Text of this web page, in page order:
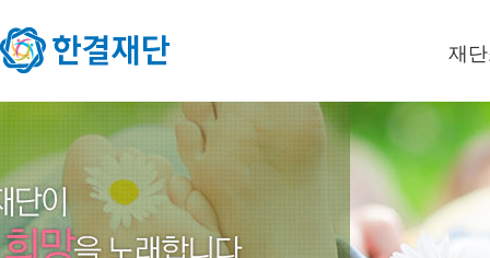
재
이사
미션/
연혁